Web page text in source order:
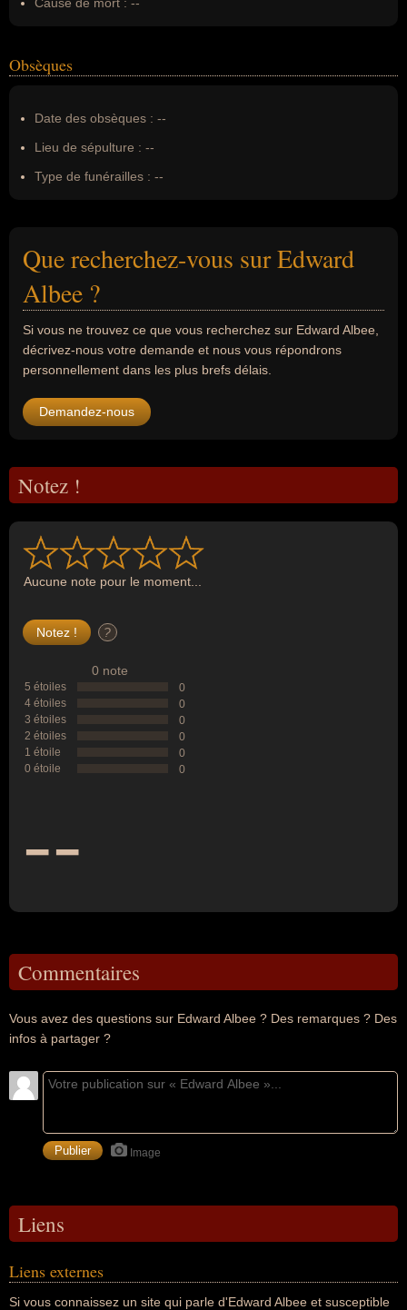
Obsèques
Date des obsèques : --
Lieu de sépulture : --
Type de funérailles : --
Que recherchez-vous sur Edward
Albee ?
Si vous ne trouvez ce que vous recherchez sur Edward Albee,
décrivez-nous votre demande et nous vous répondrons
personnellement dans les plus brefs délais.
Demandez-nous
Notez !
Aucune note pour le moment...
?
0 note
5 étoiles
0
4 étoiles
0
3 étoiles
0
2 étoiles
0
1 étoile
0
0 étoile
0
--
Commentaires
Vous avez des questions sur Edward Albee ? Des remarques ? Des
infos à partager ?
Image
Liens
Liens externes
Si vous connaissez un site qui parle d'Edward Albee et susceptible